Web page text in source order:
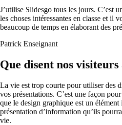
J’utilise Slidesgo tous les jours. C’est
les choses intéressantes en classe et il
beaucoup de temps en élaborant des
Patrick Enseignant
Que disent nos
La vie est trop courte pour utiliser des
vos présentations. C’est une façon
que le design graphique est un
présentation d’information qu’ils
vie.